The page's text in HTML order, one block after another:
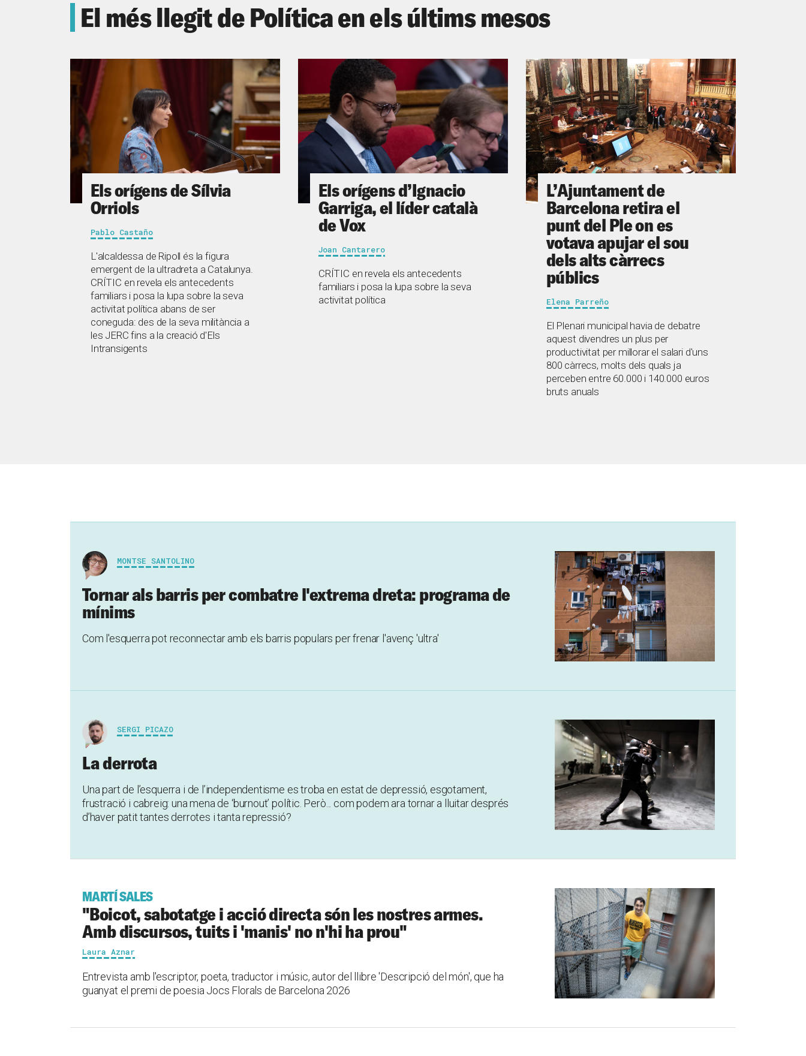
El més llegit de Política en els últims mesos
Els orígens de Sílvia
Orriols
Pablo Castaño
L'alcaldessa de Ripoll és la figura
emergent de la ultradreta a Catalunya.
CRÍTIC en revela els antecedents
familiars i posa la lupa sobre la seva
activitat política abans de ser
coneguda: des de la seva militància a
les JERC fins a la creació d'Els
Intransigents
Els orígens d’Ignacio
Garriga, el líder català
de Vox
Joan Cantarero
CRÍTIC en revela els antecedents
familiars i posa la lupa sobre la seva
activitat política
L’Ajuntament de
Barcelona retira el
punt del Ple on es
votava apujar el sou
dels alts càrrecs
públics
Elena Parreño
El Plenari municipal havia de debatre
aquest divendres un plus per
productivitat per millorar el salari d'uns
800 càrrecs, molts dels quals ja
perceben entre 60.000 i 140.000 euros
bruts anuals
MONTSE SANTOLINO
Tornar als barris per combatre l'extrema dreta: programa de
mínims
Com l'esquerra pot reconnectar amb els barris populars per frenar l'avenç 'ultra'
SERGI PICAZO
La derrota
Una part de l’esquerra i de l’independentisme es troba en estat de depressió, esgotament,
frustració i cabreig: una mena de ‘burnout’ polític. Però... com podem ara tornar a lluitar després
d’haver patit tantes derrotes i tanta repressió?
MARTÍ SALES
"Boicot, sabotatge i acció directa són les nostres armes.
Amb discursos, tuits i 'manis' no n'hi ha prou"
Laura Aznar
Entrevista amb l'escriptor, poeta, traductor i músic, autor del llibre 'Descripció del món', que ha
guanyat el premi de poesia Jocs Florals de Barcelona 2026